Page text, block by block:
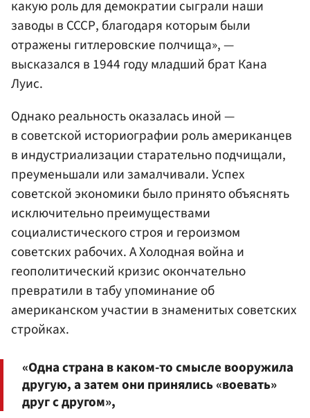
какую роль для демократии сыграли наши
заводы в СССР, благодаря которым были
отражены гитлеровские полчища», —
высказался в 1944 году младший брат Кана
Луис.
Однако реальность оказалась иной —
в советской историографии роль американцев
в индустриализации старательно подчищали,
преуменьшали или замалчивали. Успех
советской экономики было принято объяснять
исключительно преимуществами
социалистического строя и героизмом
советских рабочих. А Холодная война и
геополитический кризис окончательно
превратили в табу упоминание об
американском участии в знаменитых советских
стройках.
«Одна страна в каком-то смысле вооружила
другую, а затем они принялись «воевать»
друг с другом»,